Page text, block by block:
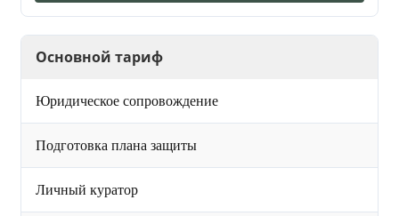
Основной тариф
Юридическое сопровождение
Подготовка плана защиты
Личный куратор